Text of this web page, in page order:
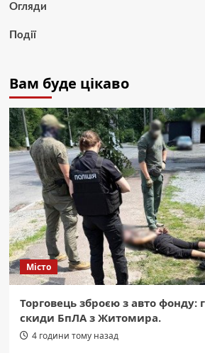
Огляди
Події
Вам буде цікаво
Місто
Торговець зброєю з авто фонду:
скиди БпЛА з Житомира.
4 години тому назад